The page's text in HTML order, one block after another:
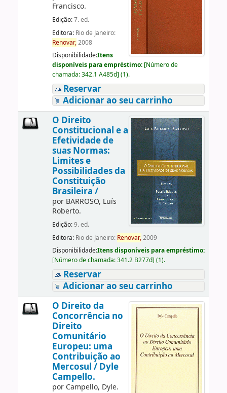
Francisco.
Edição:7. ed.
Editora: Rio de Janeiro:
Renovar,2008
Disponibilidade:Itens
disponíveis para empréstimo: [Número de
chamada:342.1 A485d] (1).
Reservar
Adicionar ao seu carrinho
O Direito
Constitucional e a
Efetividade de
suas Normas:
Limites e
Possibilidades da
Constituição
Brasileira /
por BARROSO, Luís
Roberto.
Edição:9. ed.
Editora: Rio de Janeiro: Renovar,2009
Disponibilidade:Itens disponíveis para empréstimo:
[Número de chamada:341.2 B277d] (1).
Reservar
Adicionar ao seu carrinho
O Direito da
Concorrência no
Direito
Comunitário
Europeu: uma
Contribuição ao
Mercosul / Dyle
Campello.
por Campello, Dyle.